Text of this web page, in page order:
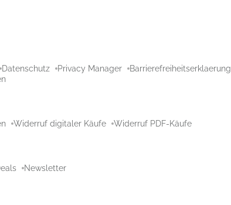
Datenschutz Privacy Manager
Barrierefreiheitserklaerung
Widerruf digitaler Käufe Widerruf PDF-Käufe
Newsletter